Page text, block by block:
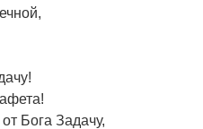
Бога Задачу,